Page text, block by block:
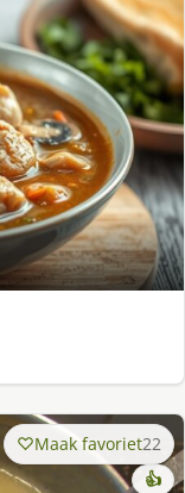
Maak favoriet22
👍